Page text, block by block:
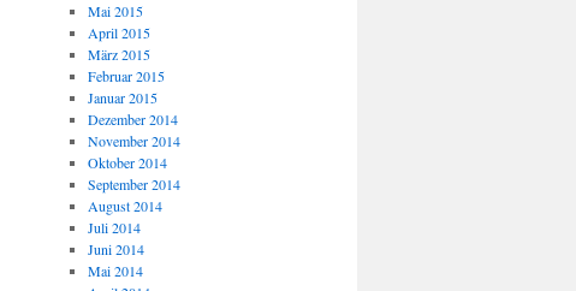
Mai 2015
April 2015
März 2015
Februar 2015
Januar 2015
Dezember 2014
November 2014
Oktober 2014
September 2014
August 2014
Juli 2014
Juni 2014
Mai 2014